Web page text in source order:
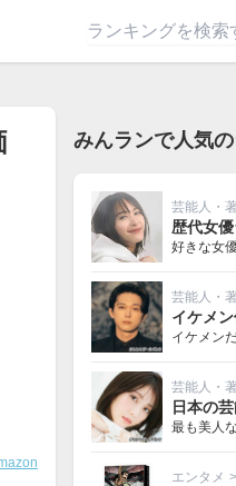
みんランで人気
芸能人・
歴代女
好きな女
芸能人・
イケメ
イケメン
芸能人・
日本の
最も美人
エンタメ >